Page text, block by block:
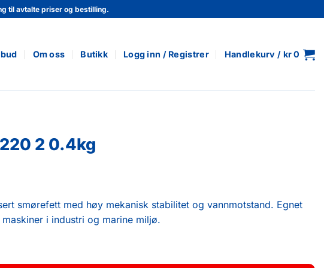
til avtalte priser og bestilling.
Om oss Butikk Logg inn / Registrer Handlekurv / kr0
2 0.4kg
smørefett med høy mekanisk stabilitet og vannmotstand. Egnet
i industri og marine miljø.